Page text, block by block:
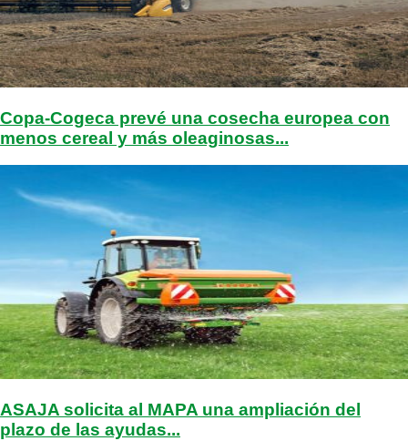
Copa-Cogeca prevé una cosecha europea con
menos cereal y más oleaginosas...
ASAJA solicita al MAPA una ampliación del
plazo de las ayudas...